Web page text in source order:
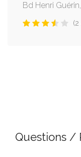
Bd Henri
Questions /